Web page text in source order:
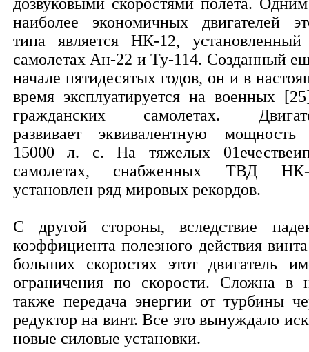
наиболее экономичных двигателей
типа является НК-12,
самолетах Ан-22 и Ту-114. Созданный
начале пятидесятых годов, он и в
время эксплуатируется на военных
гражданских самолетах.
развивает эквивалентную
15000 л. с. На тяжелых
самолетах, снабженных ТВД НК-
установлен ряд мировых рекордов.
С другой стороны, вследствие
коэффициента полезного действия
больших скоростях этот двигатель
ограничения по скорости. Сложна в
также передача энергии от турбины
редуктор на винт. Все это вынуждало
новые силовые установки.